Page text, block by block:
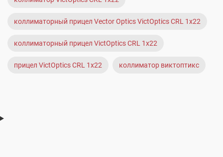
коллиматорный прицел Vector Optics VictOptics CRL 1x22
коллиматорный прицел VictOptics CRL 1x22
прицел VictOptics CRL 1x22 коллиматор виктоптикс